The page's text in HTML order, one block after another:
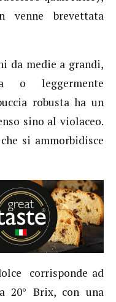
venne brevettata
da medie a grandi,
o leggermente
robusta ha un
sino al violaceo.
si ammorbidisce
corrisponde ad
20° Brix, con una